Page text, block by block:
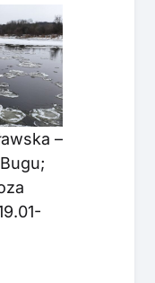
–